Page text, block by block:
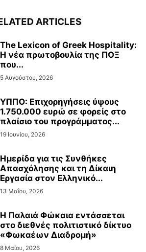
ARTICLES
The Lexicon of Greek Hospitality:
Η νέα πρωτοβουλία της ΠΟΞ
που...
5 Αυγούστου, 2026
ΥΠΠΟ: Επιχορηγήσεις ύψους
1.750.000 ευρώ σε φορείς στο
πλαίσιο του προγράμματος...
19 Ιουνίου, 2026
Ημερίδα για τις Συνθήκες
Απασχόλησης και τη Δίκαιη
Εργασία στον Ελληνικό...
13 Μαΐου, 2026
Η Παλαιά Φώκαια εντάσσεται
στο διεθνές πολιτιστικό δίκτυο
«Φωκαέων Διαδρομή»
8 Μαΐου, 2026